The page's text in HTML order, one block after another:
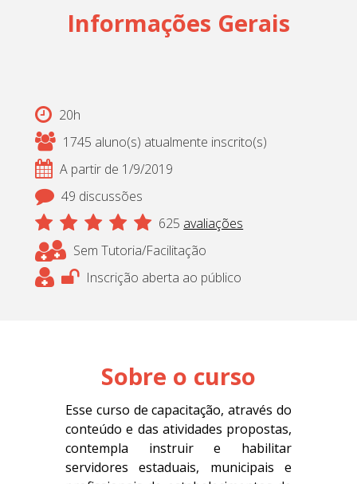
Informações Gerais
20h
1745 aluno(s) atualmente inscrito(s)
A partir de 1/9/2019
49 discussões
625 avaliações
Sem Tutoria/Facilitação
Inscrição aberta ao público
Sobre o curso
Esse curso de capacitação, através do
conteúdo e das atividades propostas,
contempla instruir e habilitar
servidores estaduais, municipais e